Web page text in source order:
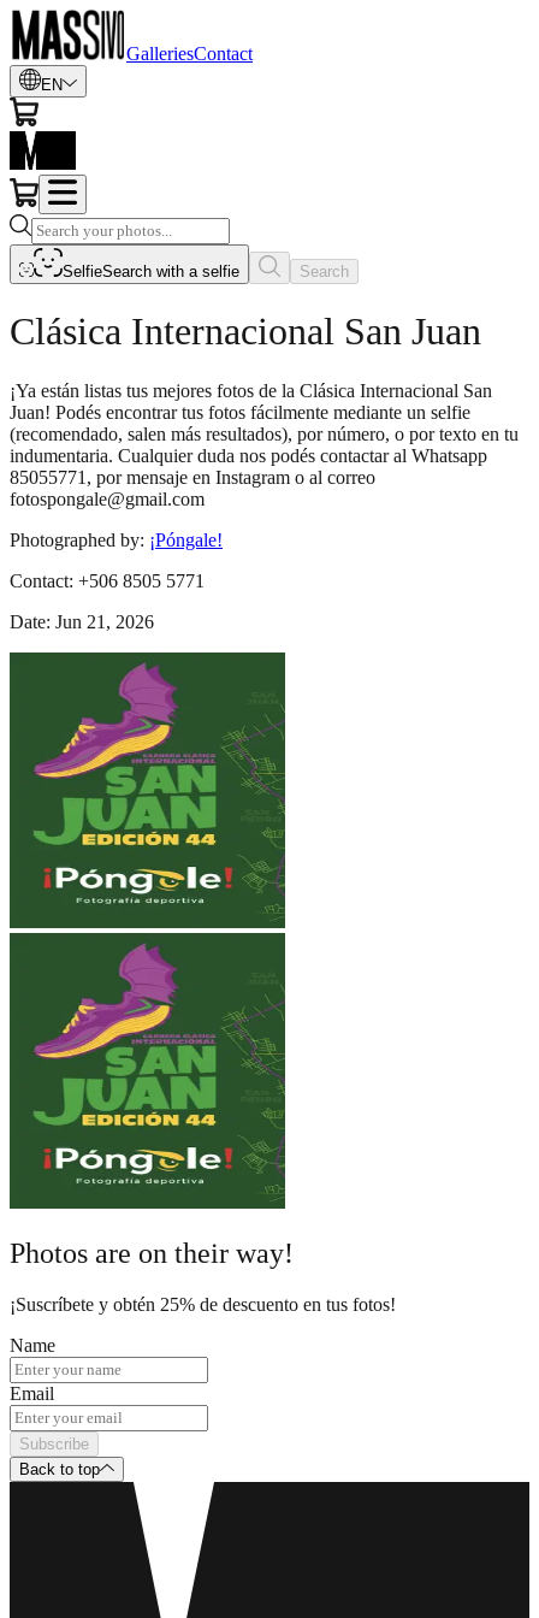
GalleriesContact
EN
SelfieSearch with a selfie Search
Clásica Internacional San Juan
¡Ya están listas tus mejores fotos de la Clásica Internacional San
Juan! Podés encontrar tus fotos fácilmente mediante un selfie
(recomendado, salen más resultados), por número, o por texto en tu
indumentaria. Cualquier duda nos podés contactar al Whatsapp
85055771, por mensaje en Instagram o al correo
fotospongale@gmail.com
Photographed by: ¡Póngale!
Contact: +506 8505 5771
Date: Jun 21, 2026
Photos are on their way!
¡Suscríbete y obtén 25% de descuento en tus fotos!
Name
Email
Subscribe
Back to top